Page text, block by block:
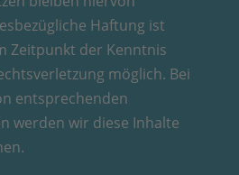
Haftung ist
Zeitpunkt der Kenntnis
möglich. Bei
entsprechenden
werden wir diese Inhalte